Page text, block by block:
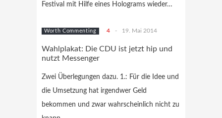
Festival mit Hilfe eines Holograms wieder…
Worth Commenting 4 - 19. Mai 2014
Wahlplakat: Die CDU ist jetzt hip und
nutzt Messenger
Zwei Überlegungen dazu. 1.: Für die Idee und
die Umsetzung hat irgendwer Geld
bekommen und zwar wahrscheinlich nicht zu